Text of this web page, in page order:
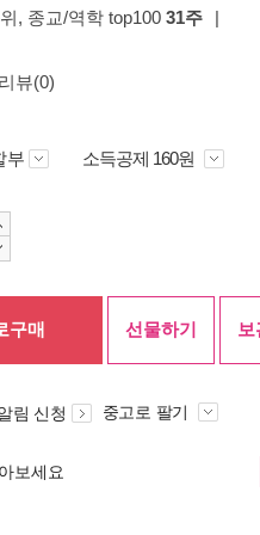
, 종교/역학 top100 31주
|
리뷰(0)
부 소득공제 160원
구매 선물하기
림 신청 중고로 팔기
보세요